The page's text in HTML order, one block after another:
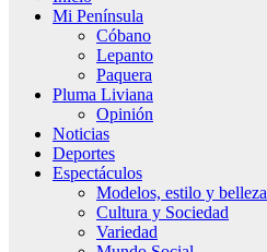
Mi Península
Cóbano
Lepanto
Paquera
Pluma Liviana
Opinión
Noticias
Deportes
Espectáculos
Modelos, estilo y belleza
Cultura y Sociedad
Variedad